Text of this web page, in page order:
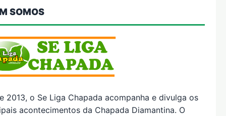
SOMOS
2013, o Se Liga Chapada acompanha e divulga os
acontecimentos da Chapada Diamantina. O